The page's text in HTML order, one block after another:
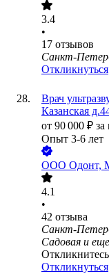
3.4
•
17 отзывов
Санкт-
Откликнуться
Врач
Казанская
от 90 000 ₽ за
Опыт 3-6 лет
ООО Одонт,
4.1
•
42 отзыва
Санкт-
Садовая и еще
Откликнуться